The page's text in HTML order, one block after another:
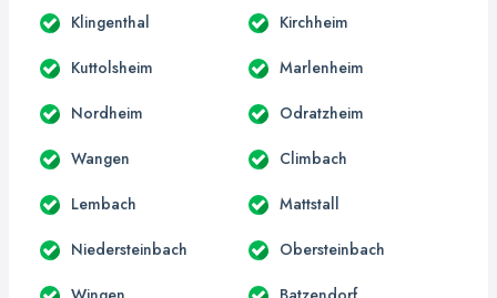
Klingenthal Kirchheim
Kuttolsheim Marlenheim
Nordheim Odratzheim
Wangen Climbach
Lembach Mattstall
Niedersteinbach Obersteinbach